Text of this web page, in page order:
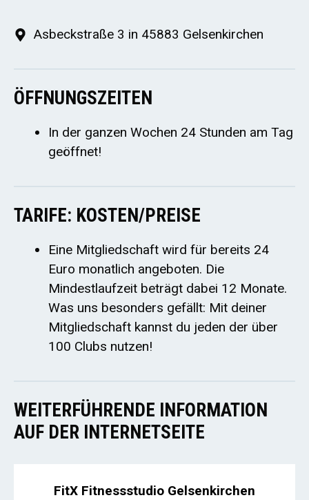
Asbeckstraße 3 in 45883 Gelsenkirchen
ÖFFNUNGSZEITEN
In der ganzen Wochen 24 Stunden am Tag
geöffnet!
TARIFE: KOSTEN/PREISE
Eine Mitgliedschaft wird für bereits 24
Euro monatlich angeboten. Die
Mindestlaufzeit beträgt dabei 12 Monate.
Was uns besonders gefällt: Mit deiner
Mitgliedschaft kannst du jeden der über
100 Clubs nutzen!
WEITERFÜHRENDE INFORMATION
AUF DER INTERNETSEITE
FitX Fitnessstudio Gelsenkirchen